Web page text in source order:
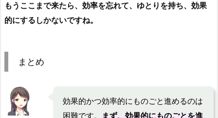
もうここまで来たら、効率を忘れて、ゆとりを持ち、効果
的にするしかないですね。
まとめ
効果的かつ効率的にものごと進めるのは
困難です。
まず、効果的にものごとを進